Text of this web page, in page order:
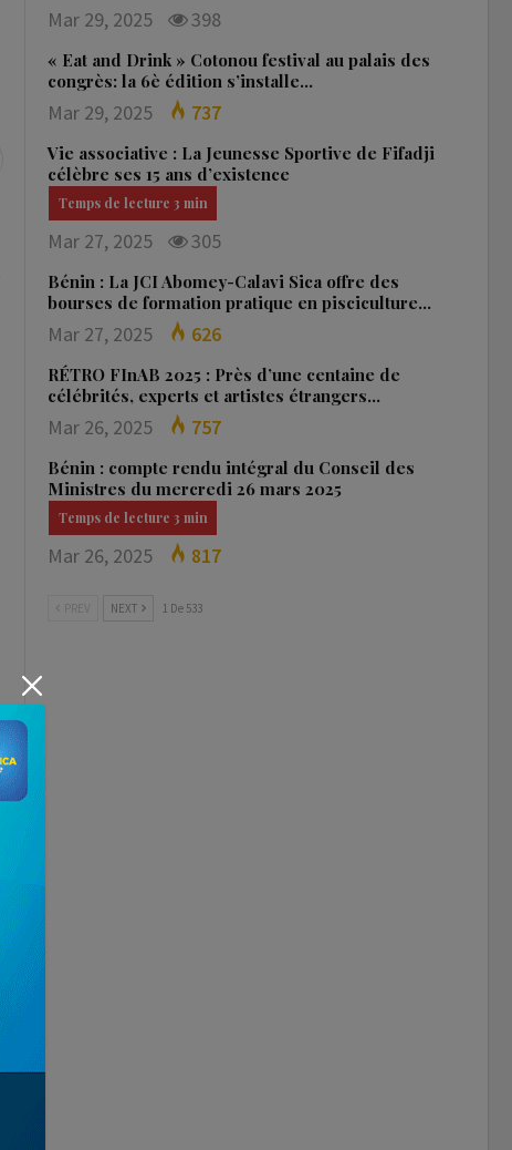
Mar 29, 2025 398
« Eat and Drink » Cotonou festival au palais des
congrès: la 6è édition s’installe…
Mar 29, 2025 737
Vie associative : La Jeunesse Sportive de Fifadji
célèbre ses 15 ans d’existence
Mar 27, 2025 305
Bénin : La JCI Abomey-Calavi Sica offre des
bourses de formation pratique en pisciculture…
Mar 27, 2025 626
RÉTRO FInAB 2025 : Près d’une centaine de
célébrités, experts et artistes étrangers…
Mar 26, 2025 757
Bénin : compte rendu intégral du Conseil des
Ministres du mercredi 26 mars 2025
Mar 26, 2025 817
NEXT 1 De 533